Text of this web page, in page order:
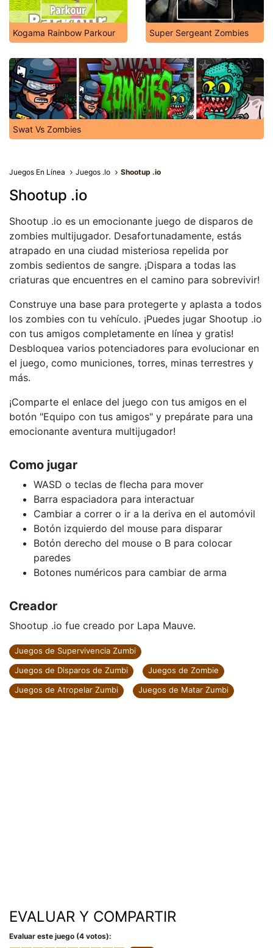
Kogama Rainbow Parkour Super Sergeant Zombies
Swat Vs Zombies
Juegos En Línea Juegos .Io Shootup .io
Shootup .io
Shootup .io es un emocionante juego de disparos de
zombies multijugador. Desafortunadamente, estás
atrapado en una ciudad misteriosa repelida por
zombis sedientos de sangre. ¡Dispara a todas las
criaturas que encuentres en el camino para sobrevivir!
Construye una base para protegerte y aplasta a todos
los zombies con tu vehículo. ¡Puedes jugar Shootup .io
con tus amigos completamente en línea y gratis!
Desbloquea varios potenciadores para evolucionar en
el juego, como municiones, torres, minas terrestres y
más.
¡Comparte el enlace del juego con tus amigos en el
botón "Equipo con tus amigos" y prepárate para una
emocionante aventura multijugador!
Como jugar
WASD o teclas de flecha para mover
Barra espaciadora para interactuar
Cambiar a correr o ir a la deriva en el automóvil
Botón izquierdo del mouse para disparar
Botón derecho del mouse o B para colocar
paredes
Botones numéricos para cambiar de arma
Creador
Shootup .io fue creado por Lapa Mauve.
Juegos de Supervivencia Zumbi
Juegos de Disparos de Zumbi
Juegos de Zombie
Juegos de Atropelar Zumbi
Juegos de Matar Zumbi
EVALUAR Y COMPARTIR
Evaluar este juego (4 votos):